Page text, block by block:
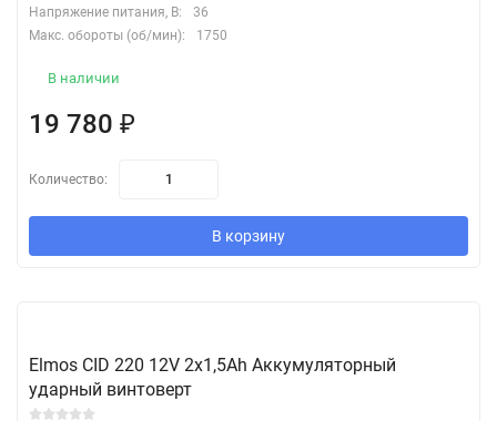
Напряжение питания, В:
36
Макс. обороты (об/мин):
1750
В наличии
19 780 ₽
Количество:
В корзину
Elmos CID 220 12V 2x1,5Ah Аккумуляторный
ударный винтоверт